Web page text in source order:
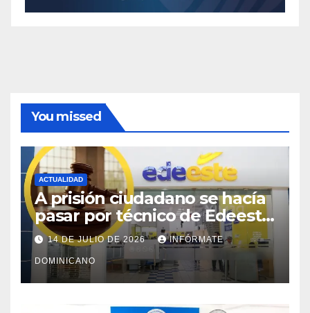
You missed
ACTUALIDAD
A prisión ciudadano se hacía
pasar por técnico de Edeeste
para estafar a dueños de
comercios
14 DE JULIO DE 2026 INFÓRMATE
DOMINICANO